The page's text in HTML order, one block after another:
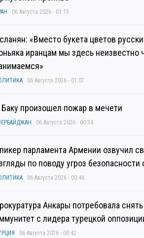
06 Августа 2026 - 01:13
«Вместо букета цветов
иранцам мы здесь неизвестно
06 Августа 2026 - 01:07
произошел пожар в мечети
06 Августа 2026 - 00:54
парламента Армении озвучил
по поводу угроз безопасности
06 Августа 2026 - 00:46
Анкары потребовала снять
с лидера турецкой
06 Августа 2026 - 00:42